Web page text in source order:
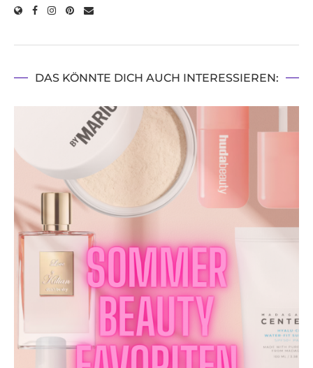
DAS KÖNNTE DICH AUCH INTERESSIEREN: